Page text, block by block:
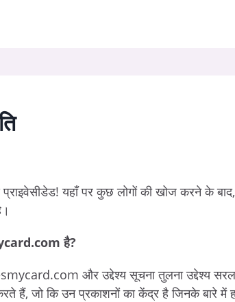
प्राइवेसीडेड! यहाँ पर कुछ लोगों की खोज करने के
है?
और उद्देश्य सूचना तुलना उद्देश्य
हैं, जो कि उन प्रकाशनों का केंद्र है जिनके बारे में